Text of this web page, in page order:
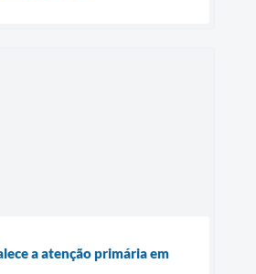
a atenção primária em